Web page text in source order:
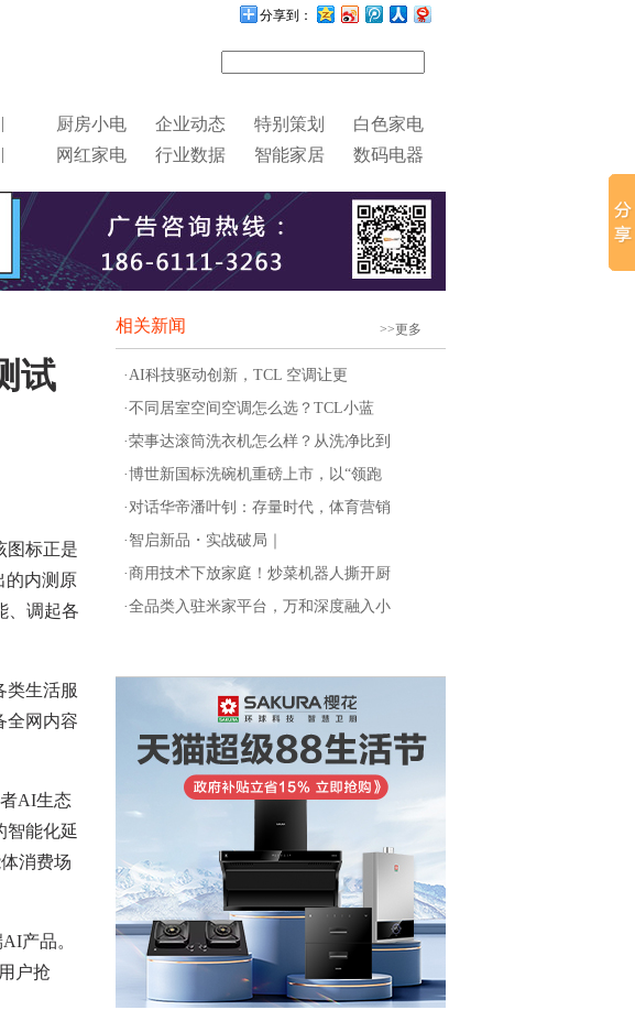
分享到：
| 厨房小电 企业动态 特别策划
白色家电
| 网红家电 行业数据 智能家居 数码电器
试
标正是
的内测原
、调起各
生活服
全网内容
AI生态
智能化延
消费场
产品。
户抢
相关新闻 >>更多
·AI科技驱动创新，TCL 空调让更
·不同居室空间空调怎么选？TCL小蓝
·荣事达滚筒洗衣机怎么样？从洗净比到
·博世新国标洗碗机重磅上市，以“领跑
·对话华帝潘叶钊：存量时代，体育营销
·智启新品・实战破局｜
·商用技术下放家庭！炒菜机器人撕开厨
·全品类入驻米家平台，万和深度融入小